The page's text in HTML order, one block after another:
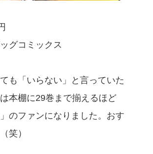
グコミックス
も「いらない」と言っていた
本棚に29巻まで揃えるほど
」のファンになりました。おす
笑）